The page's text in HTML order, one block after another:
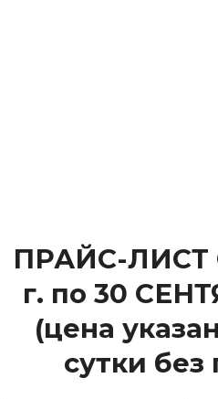
ПРАЙС-ЛИСТ
г. по 30
(цена
сутки без